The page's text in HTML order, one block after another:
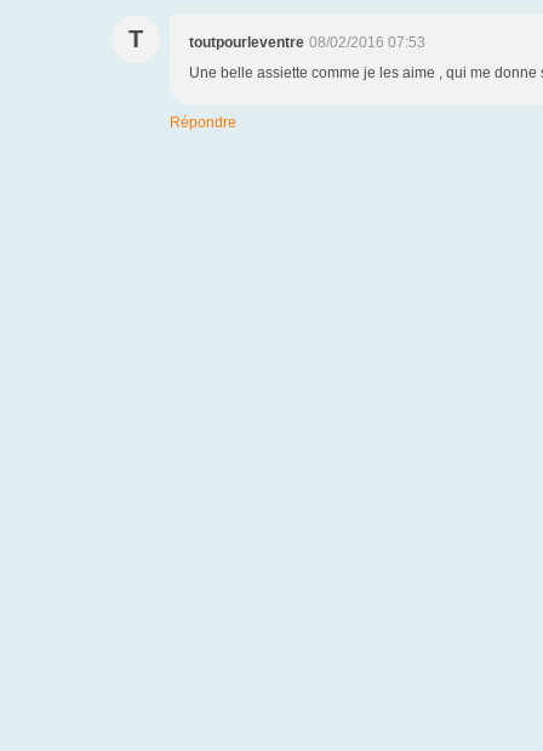
T toutpourleventre 08/02/2016 07:53
Une belle assiette comme je les aime , qui me
Répondre